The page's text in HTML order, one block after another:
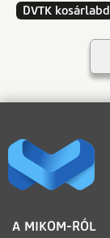
DVTK
LÁBLÉC
A MIKOM-RÓL